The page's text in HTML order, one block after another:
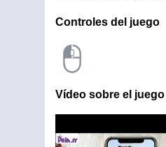
Controles del juego
Vídeo sobre el juego